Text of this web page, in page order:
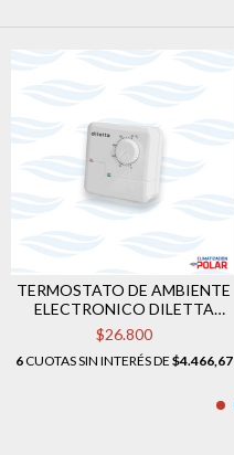
TERMOSTATO DE AMBIENTE
ELECTRONICO DILETTA
MOD 26005
$26.800
6CUOTAS SIN INTERÉS DE $4.466,67